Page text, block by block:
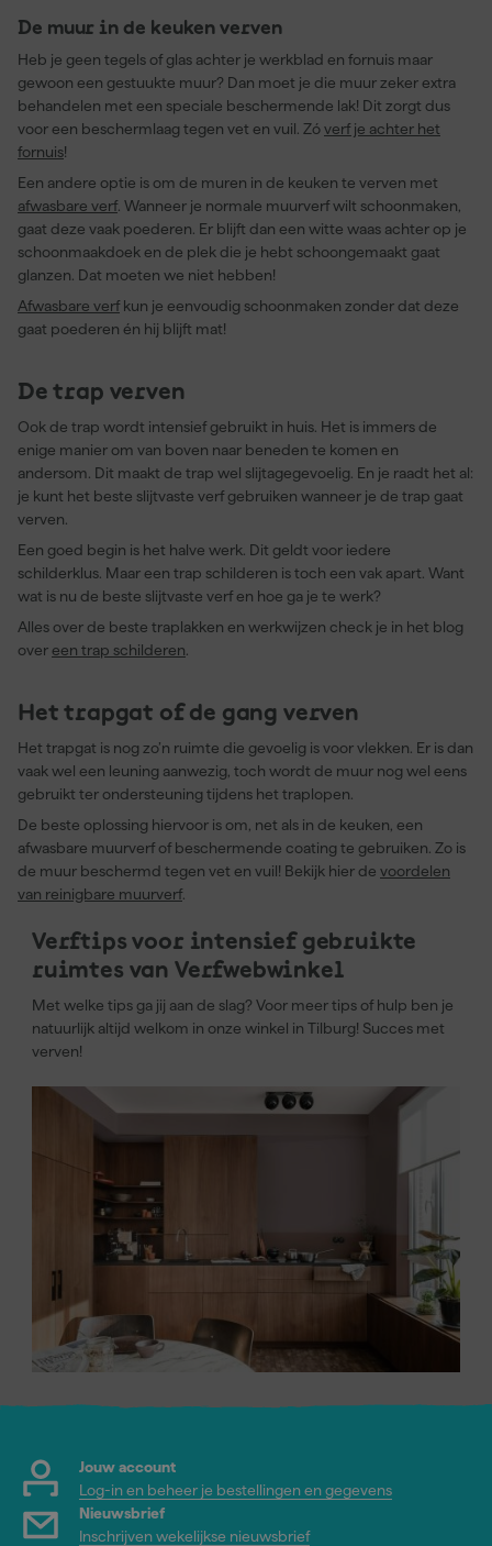
De muur in de keuken verven
Heb je geen tegels of glas achter je werkblad en fornuis maar
gewoon een gestuukte muur? Dan moet je die muur zeker extra
behandelen met een speciale beschermende lak! Dit zorgt dus
voor een beschermlaag tegen vet en vuil. Zóverf je achter het
fornuis!
Een andere optie is om de muren in de keuken te verven met
afwasbare verf. Wanneer je normale muurverf wilt schoonmaken,
gaat deze vaak poederen. Er blijft dan een witte waas achter op je
schoonmaakdoek en de plek die je hebt schoongemaakt gaat
glanzen. Dat moeten we niet hebben!
Afwasbare verf kun je eenvoudig schoonmaken zonder dat deze
gaat poederen én hij blijft mat!
De trap verven
Ook de trap wordt intensief gebruikt in huis. Het is immers de
enige manier om van boven naar beneden te komen en
andersom. Dit maakt de trap wel slijtagegevoelig. En je raadt het al:
je kunt het beste slijtvaste verf gebruiken wanneer je de trap gaat
verven.
Een goed begin is het halve werk. Dit geldt voor iedere
schilderklus. Maar een trap schilderen is toch een vak apart. Want
wat is nu de beste slijtvaste verf en hoe ga je te werk?
Alles over de beste traplakken en werkwijzen check je in het blog
over een trap schilderen.
Het trapgat of de gang verven
Het trapgat is nog zo’n ruimte die gevoelig is voor vlekken. Er is dan
vaak wel een leuning aanwezig, toch wordt de muur nog wel eens
gebruikt ter ondersteuning tijdens het traplopen.
De beste oplossing hiervoor is om, net als in de keuken, een
afwasbare muurverf of beschermende coating te gebruiken. Zo is
de muur beschermd tegen vet en vuil! Bekijk hier de voordelen
van reinigbare muurverf.
Verftips voor intensief gebruikte
ruimtes van Verfwebwinkel
Met welke tips ga jij aan de slag? Voor meer tips of hulp ben je
natuurlijk altijd welkom in onze winkel in Tilburg! Succes met
verven!
Jouw account
Log-in en beheer je bestellingen en gegevens
Nieuwsbrief
Inschrijven wekelijkse nieuwsbrief